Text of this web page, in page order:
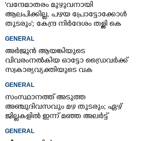
'വന്ദേമാതരം മുഴുവനായി
ആലപിക്കില്ല, പഴയ പ്രോട്ടോക്കോൾ
തുടരും'; കേന്ദ്ര നിർദേശം തള്ളി കെ
GENERAL
അർജുൻ ആയങ്കിയുടെ
വിവരംനൽകിയ ഓട്ടോ ഡ്രൈവർക്ക്
സ്വകാര്യവ്യക്തിയുടെ വക
ചെന്നിത്തല
GENERAL
സംസ്ഥാനത്ത് അടുത്ത
അ‌ഞ്ചുദിവസവും മഴ തുടരും; ഏഴ്
ജില്ലകളിൽ ഇന്ന് മഞ്ഞ അലർട്ട്
GENERAL